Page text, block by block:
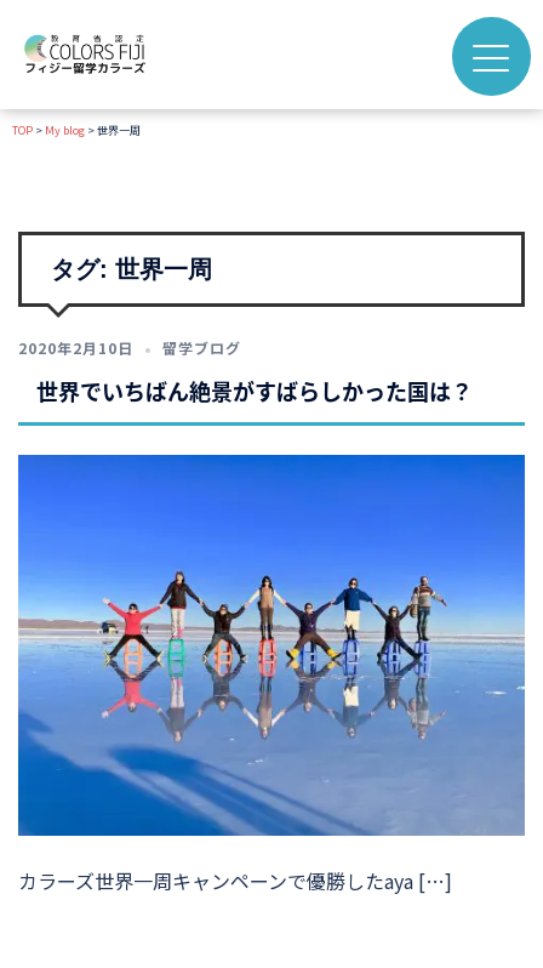
ン
ツTOP > My blog >世界一周
タグ: 世界一周
2020年2月10日 留学ブログ
世界でいちばん絶景がすばらしかった国は？
カラーズ世界一周キャンペーンで優勝したaya […]